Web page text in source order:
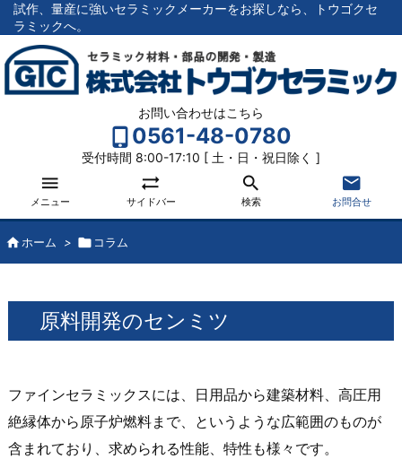
試作、量産に強いセラミックメーカーをお探しなら、トウゴクセ
ラミックへ。
お問い合わせはこちら
0561-48-0780
受付時間 8:00-17:10 [ 土・日・祝日除く ]

メニュー

サイドバー

検索

お問合せ
ホーム >  コラム
原料開発のセンミツ
ファインセラミックスには、日用品から建築材料、高圧用
絶縁体から原子炉燃料まで、というような広範囲のものが
含まれており、求められる性能、特性も様々です。